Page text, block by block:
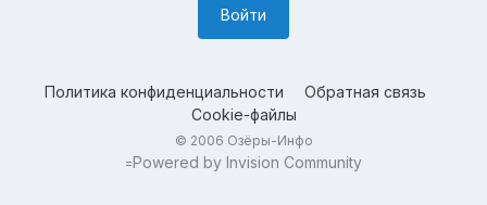
Войти
Политика конфиденциальности
Обратная связь
Cookie-файлы
© 2006 Озёры-Инфо
=Powered by Invision Community